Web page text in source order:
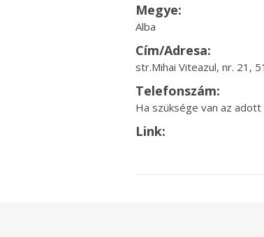
Megye:
Alba
Cím/Adresa:
str.Mihai Viteazul, nr. 21,
Telefonszám:
Ha szüksége van az adott
Link: